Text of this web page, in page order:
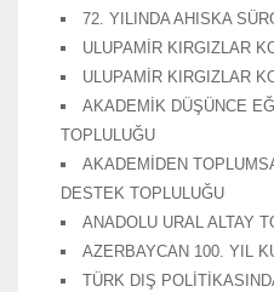
72. YILINDA AHISKA
ULUPAMİR KIRGIZLAR
ULUPAMİR KIRGIZLAR
AKADEMİK DÜŞÜNCE
TOPLULUĞU
AKADEMİDEN
DESTEK TOPLULUĞU
ANADOLU URAL ALTAY
AZERBAYCAN 100. YIL
TÜRK DIŞ